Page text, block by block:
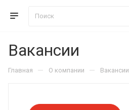
Вакансии
Главная — О компании — Вакансии